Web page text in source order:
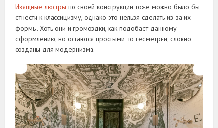
Изящные люстры по своей конструкции тоже можно было бы
отнести к классицизму, однако это нельзя сделать из-за их
формы. Хоть они и громоздки, как подобает данному
оформлению, но остаются простыми по геометрии, словно
созданы для модернизма.